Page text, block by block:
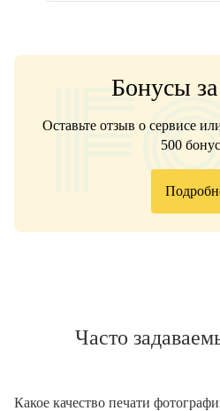
Бонусы
Оставьте отзыв о сервисе
500
Часто
Какое качество печати